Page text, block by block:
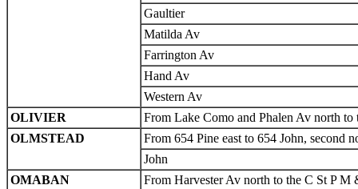
Gaultier
Matilda Av
Farrington Av
Hand Av
Western Av
OLIVIER
From Lake Como and Phalen Av north
OLMSTEAD
From 654 Pine east to 654 John, second
John
OMABAN
From Harvester Av north to the C St P M